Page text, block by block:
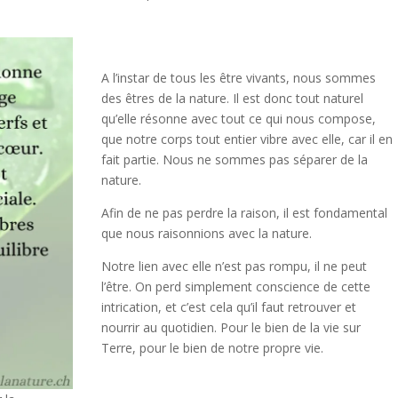
A l’instar de tous les être vivants, nous sommes
des êtres de la nature. Il est donc tout naturel
qu’elle résonne avec tout ce qui nous compose,
que notre corps tout entier vibre avec elle, car il en
fait partie. Nous ne sommes pas séparer de la
nature.
Afin de ne pas perdre la raison, il est fondamental
que nous raisonnions avec la nature.
Notre lien avec elle n’est pas rompu, il ne peut
l’être. On perd simplement conscience de cette
intrication, et c’est cela qu’il faut retrouver et
nourrir au quotidien. Pour le bien de la vie sur
Terre, pour le bien de notre propre vie.